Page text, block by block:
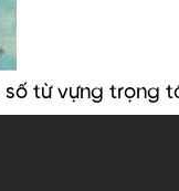
từ vựng trọng